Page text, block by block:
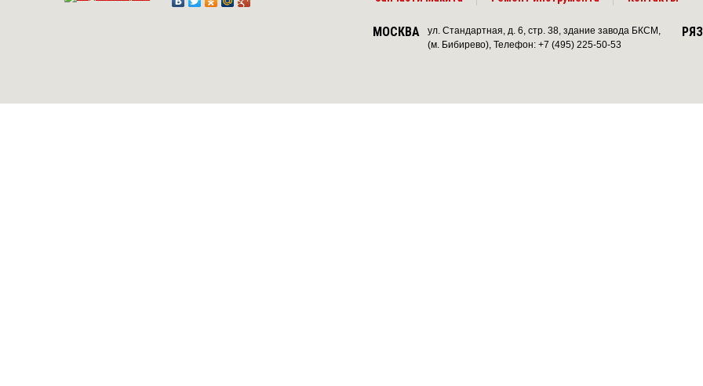
МОСКВА
ул. Стандартная, д. 6, стр. 38, здание завода БКСМ,
(м. Бибирево), Телефон: +7 (495) 225-50-53